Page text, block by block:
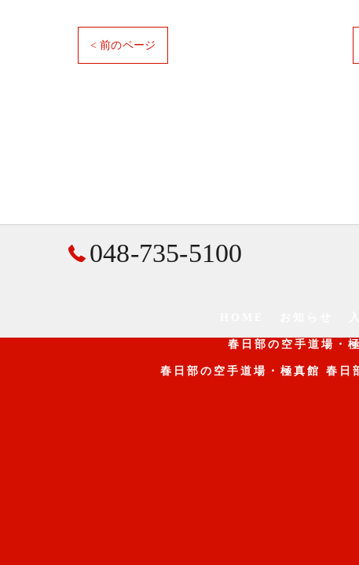
< 前のページ
048-735-5100
春日部の空手道場・
春日部の空手道場・極真館 春日